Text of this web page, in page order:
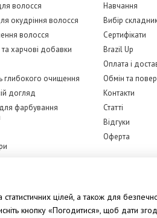
волосся
окудріння волосся
волосся
та харчові добавки
глибокого очищення
догляд
фарбування
Навчання
Вибір
Сертифікати
Brazil Up
Оплата і
Обмін та
Контакти
Статті
Відгуки
Оферта
цілей, а також для
кнопку «Погодитися», щоб дати